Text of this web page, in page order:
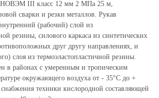
НОВЭМ III класс 12 мм 2 МПа 25 м,
сварки и резки металлов. Рукав
(рабочий) слой из
резины, силового каркаса из синтетических
друг другу направлениях, и
слоя из термоэластопластичной резины.
в районах с умеренным и тропическим
окружающего воздуха от - 35°С до +
техники кислородной составляющей